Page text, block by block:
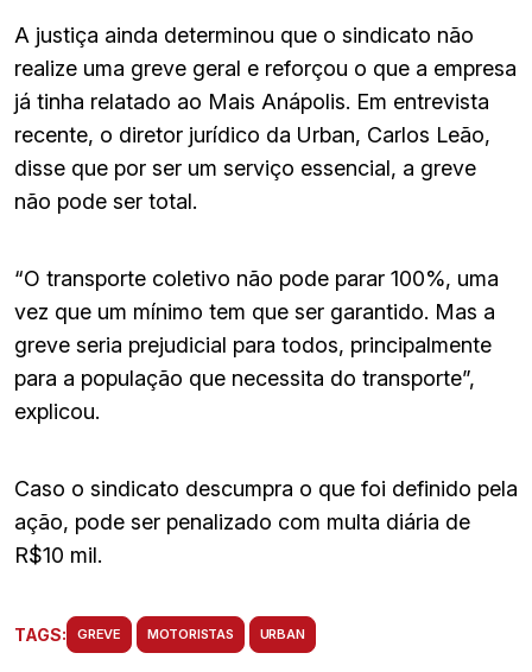
A justiça ainda determinou que o sindicato não
realize uma greve geral e reforçou o que a empresa
já tinha relatado ao Mais Anápolis. Em entrevista
recente, o diretor jurídico da Urban, Carlos Leão,
disse que por ser um serviço essencial, a greve
não pode ser total.
“O transporte coletivo não pode parar 100%, uma
vez que um mínimo tem que ser garantido. Mas a
greve seria prejudicial para todos, principalmente
para a população que necessita do transporte”,
explicou.
Caso o sindicato descumpra o que foi definido pela
ação, pode ser penalizado com multa diária de
R$10 mil.
TAGS: GREVE MOTORISTAS URBAN